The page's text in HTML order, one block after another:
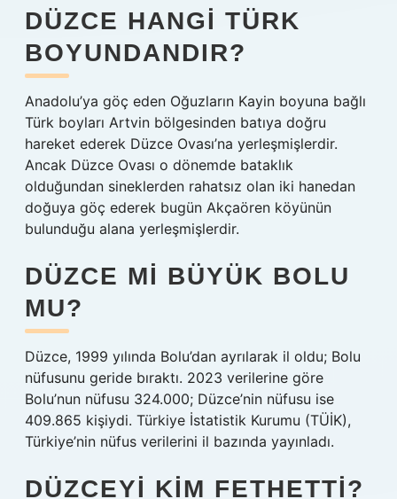
DÜZCE HANGI TÜRK
BOYUNDANDIR?
Anadolu’ya göç eden Oğuzların Kayin boyuna bağlı
Türk boyları Artvin bölgesinden batıya doğru
hareket ederek Düzce Ovası’na yerleşmişlerdir.
Ancak Düzce Ovası o dönemde bataklık
olduğundan sineklerden rahatsız olan iki hanedan
doğuya göç ederek bugün Akçaören köyünün
bulunduğu alana yerleşmişlerdir.
DÜZCE MI BÜYÜK BOLU
MU?
Düzce, 1999 yılında Bolu’dan ayrılarak il oldu; Bolu
nüfusunu geride bıraktı. 2023 verilerine göre
Bolu’nun nüfusu 324.000; Düzce’nin nüfusu ise
409.865 kişiydi. Türkiye İstatistik Kurumu (TÜİK),
Türkiye’nin nüfus verilerini il bazında yayınladı.
DÜZCEYI KIM FETHETTI?